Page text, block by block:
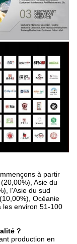
à partir
Asie du
l'Asie du sud
Océanie
les environ 51-100
?
production en